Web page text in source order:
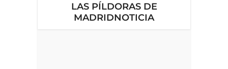
LAS PÍLDORAS DE
MADRIDNOTICIA